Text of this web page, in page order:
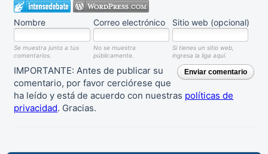
Nombre Correo electrónico Sitio web (opcional)
Se muestra junto a tus
comentarios.
No se muestra
públicamente.
Si tienes un sitio web,
ingresa la liga aquí.
Enviar comentario
IMPORTANTE: Antes de publicar su
comentario, por favor cerciórese que
ha leído y está de acuerdo con nuestras políticas de
privacidad. Gracias.